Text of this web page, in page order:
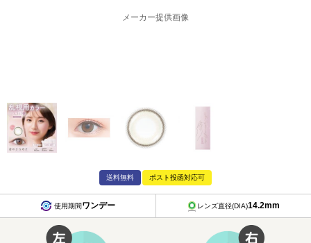
送料無料 ポスト投函対応可
使用期間ワンデー レンズ直径(DIA)14.2mm